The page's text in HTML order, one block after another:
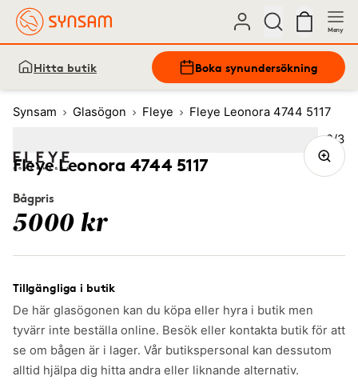
Meny
Hitta butik Boka synundersökning
Synsam Glasögon Fleye Fleye Leonora 4744 5117
Fleye Leonora 4744 5117
Bågpris
5000 kr
Tillgängliga i butik
De här glasögonen kan du köpa eller hyra i butik men
tyvärr inte beställa online. Besök eller kontakta butik för att
se om bågen är i lager. Vår butikspersonal kan dessutom
alltid hjälpa dig hitta andra eller liknande alternativ.
Bild
2/3
Image 3